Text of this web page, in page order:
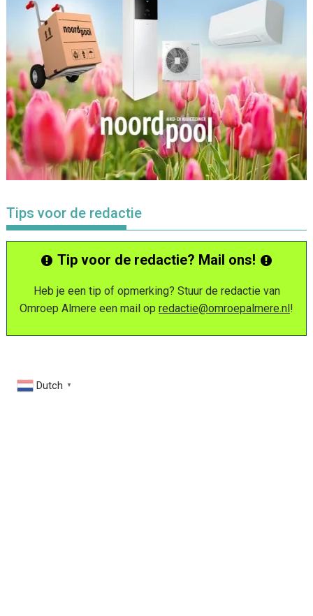
Tips voor de redactie
Tip voor de redactie? Mail ons!
Heb je een tip of opmerking? Stuur de redactie van
Omroep Almere een mail op redactie@omroepalmere.nl!
Dutch ▼